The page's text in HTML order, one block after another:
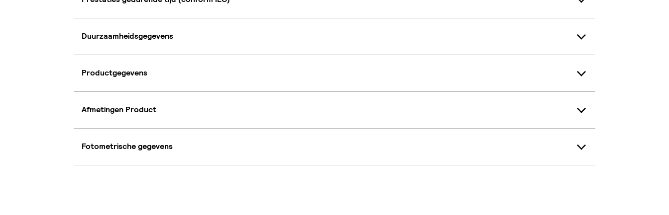
Duurzaamheidsgegevens
Productgegevens
Afmetingen Product
Fotometrische gegevens